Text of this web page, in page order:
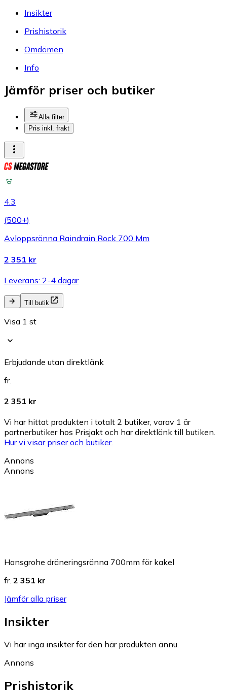
Insikter
Prishistorik
Omdömen
Info
Jämför priser och butiker
Alla filter
Pris inkl. frakt
4.3
(500+)
Avloppsränna Raindrain Rock 700 Mm
2 351 kr
Leverans: 2-4 dagar
Till butik
Visa 1 st
Erbjudande utan direktlänk
fr.
2 351 kr
Vi har hittat produkten i totalt 2 butiker, varav 1 är
partnerbutiker hos Prisjakt och har direktlänk till butiken.
Hur vi visar priser och butiker.
Annons
Annons
Hansgrohe dräneringsränna 700mm för kakel
fr. 2 351 kr
Jämför alla priser
Insikter
Vi har inga insikter för den här produkten ännu.
Annons
Prishistorik